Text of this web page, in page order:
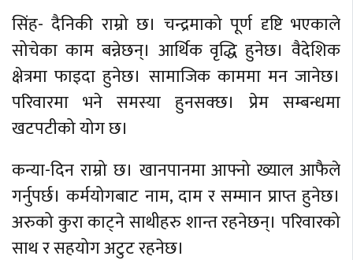
सिंह- दैनिकी राम्रो छ। चन्द्रमाको पूर्ण दृष्टि भएकाले
सोचेका काम बन्नेछन्। आर्थिक वृद्धि हुनेछ। वैदेशिक
क्षेत्रमा फाइदा हुनेछ। सामाजिक काममा मन जानेछ।
परिवारमा भने समस्या हुनसक्छ। प्रेम सम्बन्धमा
खटपटीको योग छ।
कन्या-दिन राम्रो छ। खानपानमा आफ्नो ख्याल आफैले
गर्नुपर्छ। कर्मयोगबाट नाम, दाम र सम्मान प्राप्त हुनेछ।
अरुको कुरा काट्ने साथीहरु शान्त रहनेछन्। परिवारको
साथ र सहयोग अटुट रहनेछ।